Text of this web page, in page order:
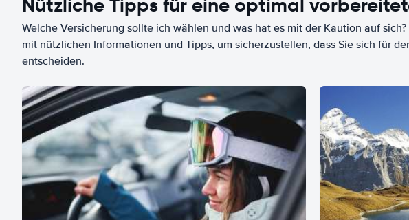
Nützliche Tipps für eine optimal
Welche Versicherung sollte ich wählen und was hat es mit der Kaution auf
mit nützlichen Informationen und Tipps, um sicherzustellen, dass Sie sich für
entscheiden.